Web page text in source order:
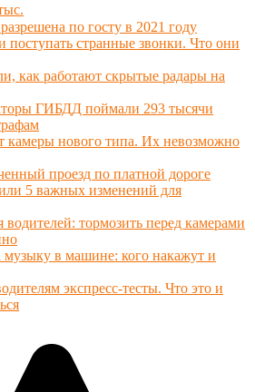
по госту в 2021 году
поступать странные звонки. Что они
как работают скрытые радары на
ГИБДД поймали 293 тысячи
камеры нового типа. Их невозможно
проезд по платной дороге
5 важных изменений для
тормозить перед камерами
в машине: кого накажут и
экспресс-тесты. Что это и